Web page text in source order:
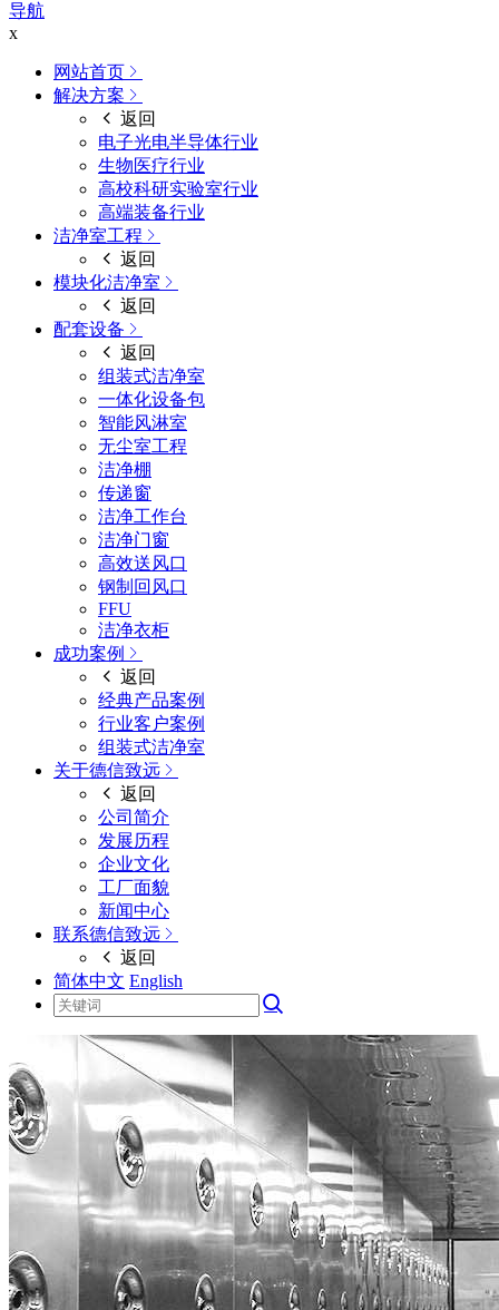
导航
x
网站首页
解决方案
返回
电子光电半导体行业
生物医疗行业
高校科研实验室行业
高端装备行业
洁净室工程
返回
模块化洁净室
返回
配套设备
返回
组装式洁净室
一体化设备包
智能风淋室
无尘室工程
洁净棚
传递窗
洁净工作台
洁净门窗
高效送风口
钢制回风口
FFU
洁净衣柜
成功案例
返回
经典产品案例
行业客户案例
组装式洁净室
关于德信致远
返回
公司简介
发展历程
企业文化
工厂面貌
新闻中心
联系德信致远
返回
简体中文 English